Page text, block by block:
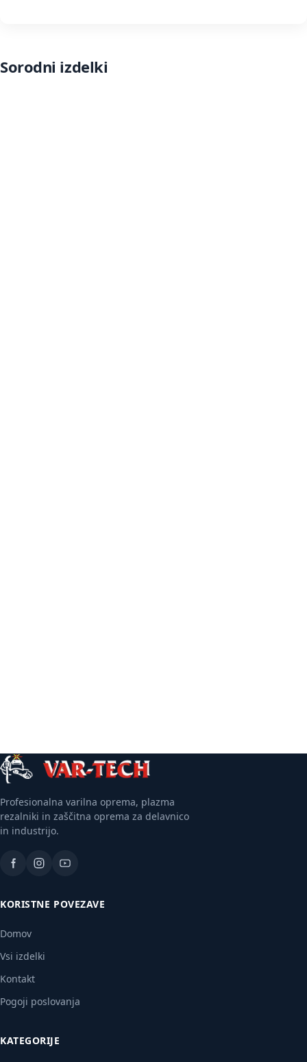
Sorodni izdelki
Profesionalna varilna oprema, plazma
rezalniki in zaščitna oprema za delavnico
in industrijo.
KORISTNE POVEZAVE
Domov
Vsi izdelki
Kontakt
Pogoji poslovanja
KATEGORIJE